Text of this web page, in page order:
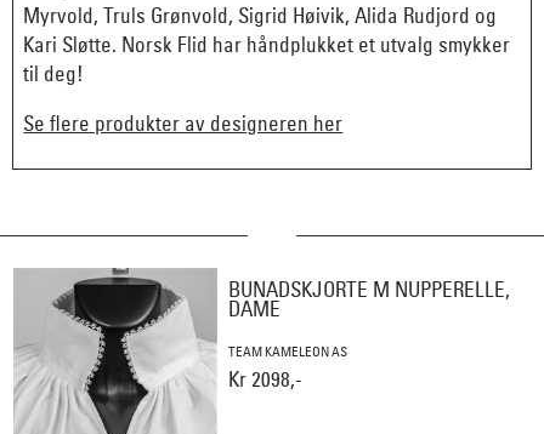
Myrvold, Truls Grønvold, Sigrid Høivik, Alida Rudjord og
Kari Sløtte. Norsk Flid har håndplukket et utvalg smykker
til deg!
Se flere produkter av designeren her
BUNADSKJORTE M NUPPERELLE,
DAME
TEAM KAMELEON AS
Kr 2098,-